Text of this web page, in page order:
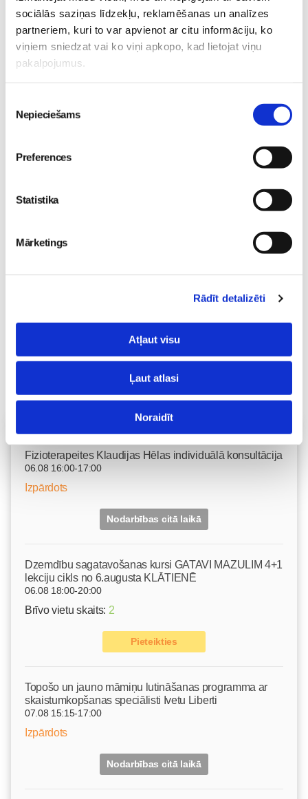
sociālās saziņas līdzekļu, reklamēšanas un analīzes
partneriem, kuri to var apvienot ar citu informāciju, ko
viņiem sniedzat vai ko viņi apkopo, kad lietojat viņu
pakalpojumus.
izvēle
Nepieciešams
Preferences
Statistika
Mārketings
Rādīt detalizēti
Atļaut visu
Ļaut atlasi
Noraidīt
30. May 09:55
Noklausies režisora
kam?”!
Skola
Vecāku skola
Fizioterapeites Klaudijas Hēlas individuālā konsultācija
06.08 16:00-17:00
Izpārdots
Nodarbības citā laikā
Dzemdību sagatavošanas kursi GATAVI MAZULIM 4+1
lekciju cikls no 6.augusta KLĀTIENĒ
06.08 18:00-20:00
Brīvo vietu skaits: 2
Pieteikties
Topošo un jauno māmiņu lutināšanas programma ar
skaistumkopšanas speciālisti Ivetu Liberti
07.08 15:15-17:00
Izpārdots
Nodarbības citā laikā